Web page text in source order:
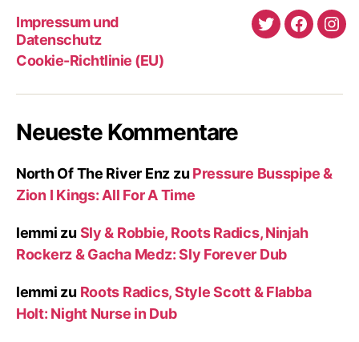
Impressum und
Datenschutz
Cookie-Richtlinie (EU)
Twitter
Neueste Kommentare
North Of The River Enz zu Pressure Busspipe &
Zion I Kings: All For A Time
lemmi zu Sly & Robbie, Roots Radics, Ninjah
Rockerz & Gacha Medz: Sly Forever Dub
lemmi zu Roots Radics, Style Scott & Flabba
Holt: Night Nurse in Dub